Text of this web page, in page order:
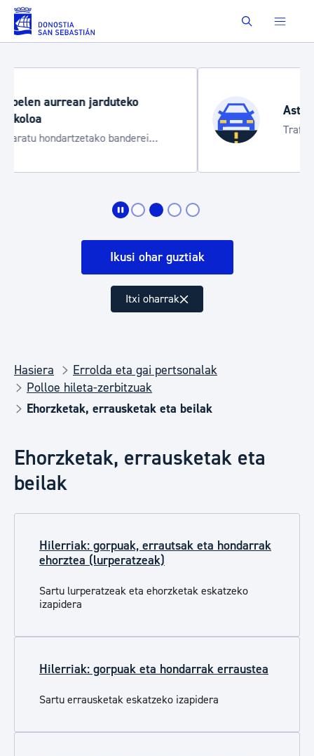
Eduki nagusira joan Buscar
Aste Nagusia 2026
Trafiko mozketak eta garraio zerbitzu
bereziak
Ikusi ohar guztiak
Itxi oharrak
Hasiera
Errolda eta gai pertsonalak
Polloe hileta-zerbitzuak
Ehorzketak, errausketak eta beilak
Ehorzketak, errausketak eta
beilak
Hilerriak: gorpuak, errautsak eta hondarrak
ehorztea (lurperatzeak)
Sartu lurperatzeak eta ehorzketak eskatzeko
izapidera
Hilerriak: gorpuak eta hondarrak erraustea
Sartu errausketak eskatzeko izapidera